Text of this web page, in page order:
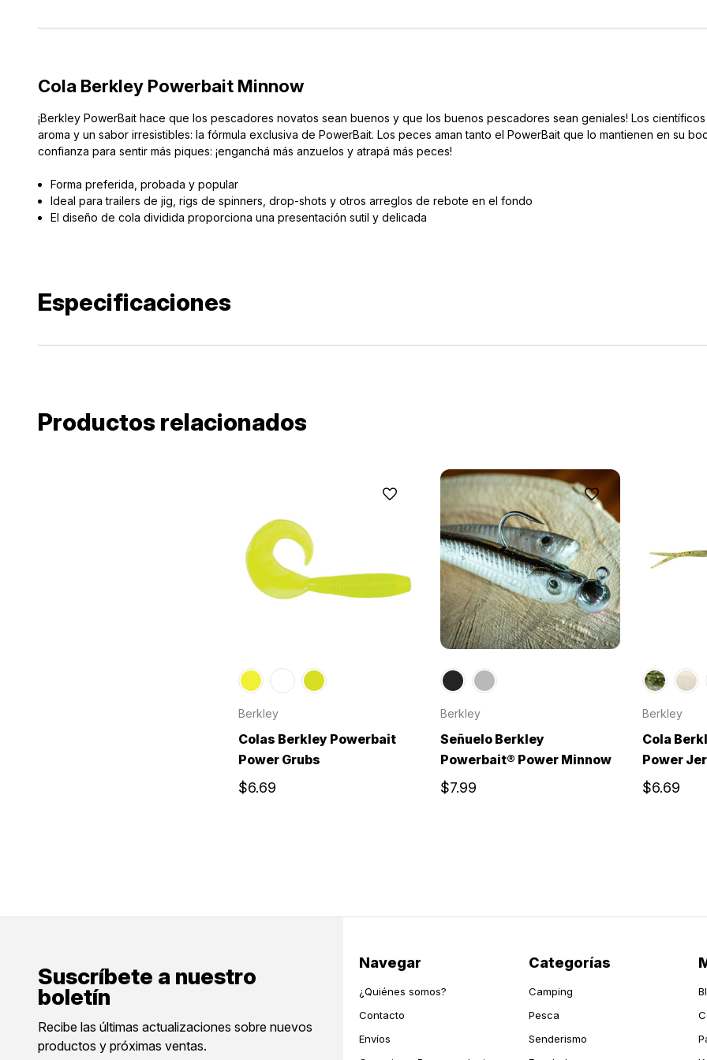
Cola Berkley Powerbait Minnow
¡Berkley PowerBait hace que los pescadores novatos sean buenos y que los buenos pescadores sean geniales! Los
aroma y un sabor irresistibles: la fórmula exclusiva de PowerBait. Los peces aman tanto el PowerBait que lo mantienen en su
confianza para sentir más piques: ¡enganchá más anzuelos y atrapá más peces!
Forma preferida, probada y popular
Ideal para trailers de jig, rigs de spinners, drop-shots y otros arreglos de rebote en el fondo
El diseño de cola dividida proporciona una presentación sutil y delicada
Especificaciones
Productos relacionados
Berkley
Colas Berkley Powerbait
Power Grubs
$6.69
Berkley
Señuelo Berkley
Powerbait® Power Minnow
$7.99
Berkley
Cola
Power
$6.69
Suscríbete a nuestro
boletín
Recibe las últimas actualizaciones sobre nuevos
productos y próximas ventas.
Navegar
¿Quiénes somos?
Contacto
Envíos
Categorías
Camping
Pesca
Senderismo